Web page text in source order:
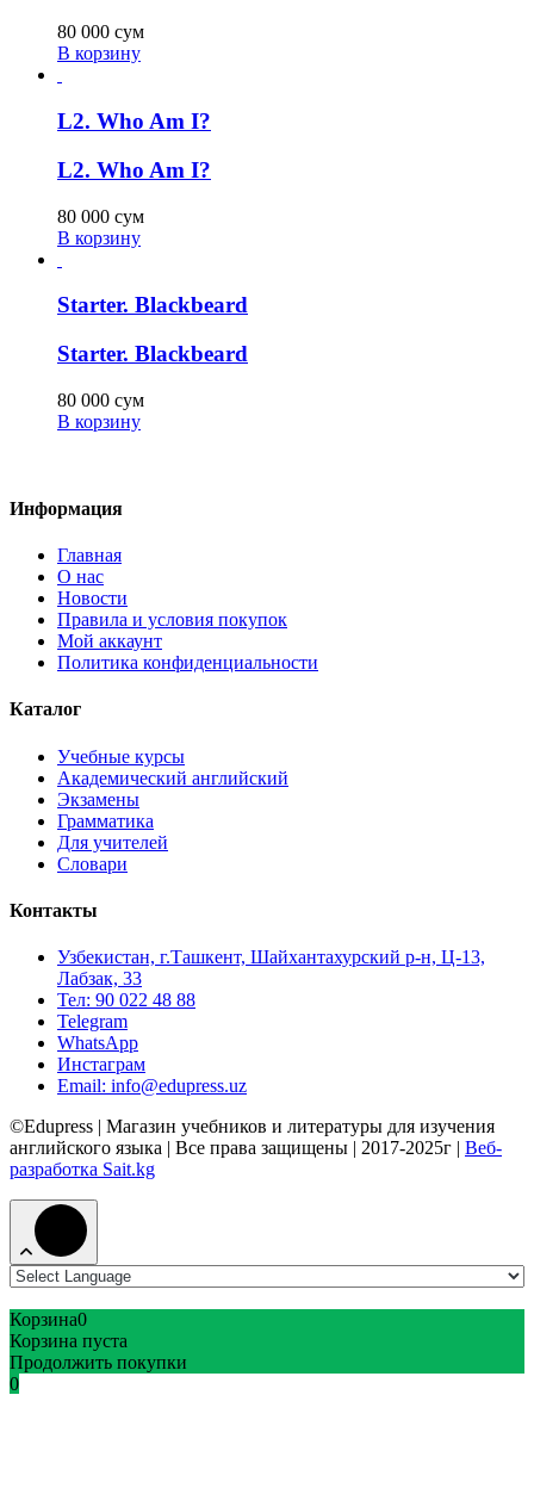
80 000 сум
В корзину
L2. Who Am I?
L2. Who Am I?
80 000 сум
В корзину
Starter. Blackbeard
Starter. Blackbeard
80 000 сум
В корзину
Информация
Главная
О нас
Новости
Правила и условия покупок
Мой аккаунт
Политика конфиденциальности
Каталог
Учебные курсы
Академический английский
Экзамены
Грамматика
Для учителей
Словари
Контакты
Узбекистан, г.Ташкент, Шайхантахурский р-н, Ц-13,
Лабзак, 33
Тел: 90 022 48 88
Telegram
WhatsApp
Инстаграм
Email: info@edupress.uz
©Edupress | Магазин учебников и литературы для изучения
английского языка | Все права защищены | 2017-2025г | Веб-
разработка Sait.kg
Корзина0
Корзина пуста
Продолжить покупки
0